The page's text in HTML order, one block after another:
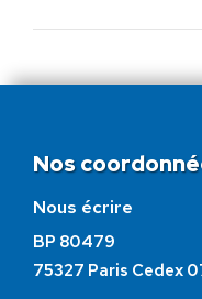
Nos
Nous écrire
BP 80479
75327 Paris Cedex